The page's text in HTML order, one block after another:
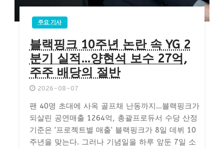
주요 기사
블랙핑크 10주년 논란 속 YG 2
분기 실적…양현석 보수 27억,
주주 배당의 절반
2026-08-07
팬 40명 초대에 사옥 골프채 난동까지…블랙핑크가
되살린 공연매출 1264억, 총괄프로듀서 수당 산정
기준은 '프로젝트별 매출' 블랙핑크가 8일 데뷔 10
주년을 맞는다. 그러나 기념일을 하루 앞둔 7일 소